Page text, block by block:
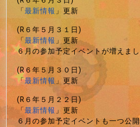
「最新情報」更新
(R６年５月３１日)
「最新情報」更新
６月の参加予定イベントが増えまし
(R６年５月３０日)
「最新情報」更新
(R６年５月２２日)
「最新情報」更新
６月の参加予定イベントも一つ公